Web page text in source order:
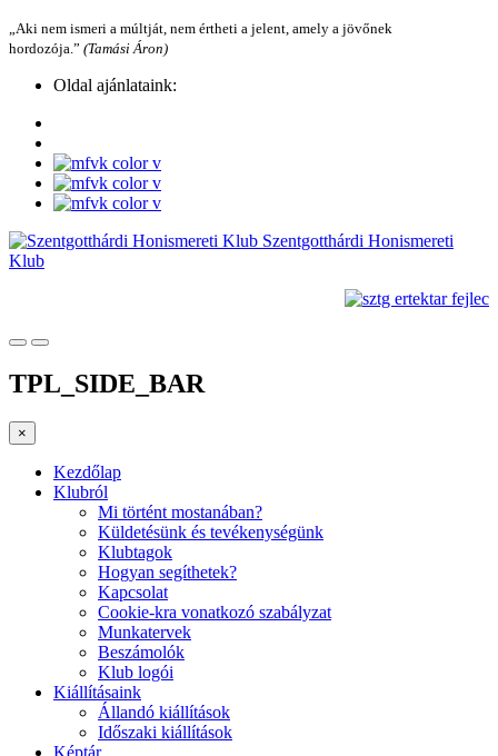
„Aki nem ismeri a múltját, nem értheti a jelent, amely a jövőnek
hordozója.” (Tamási Áron)
Oldal ajánlataink:
Szentgotthárdi Honismereti
Klub
TPL_SIDE_BAR
×
Kezdőlap
Klubról
Mi történt mostanában?
Küldetésünk és tevékenységünk
Klubtagok
Hogyan segíthetek?
Kapcsolat
Cookie-kra vonatkozó szabályzat
Munkatervek
Beszámolók
Klub logói
Kiállításaink
Állandó kiállítások
Időszaki kiállítások
Képtár